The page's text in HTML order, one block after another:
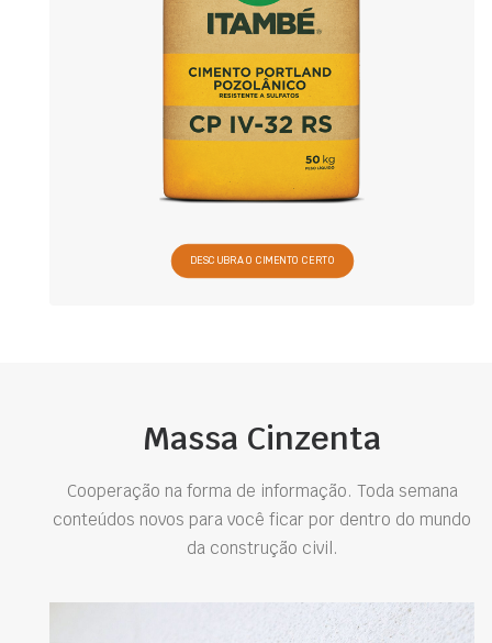
DESCUBRA O CIMENTO CERTO
Massa Cinzenta
Cooperação na forma de informação. Toda semana
conteúdos novos para você ficar por dentro do mundo
da construção civil.